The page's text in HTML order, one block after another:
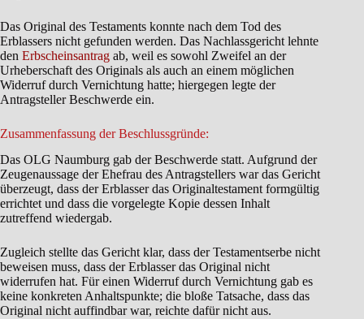
Das Original des Testaments konnte nach dem Tod des
Erblassers nicht gefunden werden. Das Nachlassgericht lehnte
den Erbscheinsantrag ab, weil es sowohl Zweifel an der
Urheberschaft des Originals als auch an einem möglichen
Widerruf durch Vernichtung hatte; hiergegen legte der
Antragsteller Beschwerde ein.
Zusammenfassung der Beschlussgründe:
Das OLG Naumburg gab der Beschwerde statt. Aufgrund der
Zeugenaussage der Ehefrau des Antragstellers war das Gericht
überzeugt, dass der Erblasser das Originaltestament formgültig
errichtet und dass die vorgelegte Kopie dessen Inhalt
zutreffend wiedergab.
Zugleich stellte das Gericht klar, dass der Testamentserbe nicht
beweisen muss, dass der Erblasser das Original nicht
widerrufen hat. Für einen Widerruf durch Vernichtung gab es
keine konkreten Anhaltspunkte; die bloße Tatsache, dass das
Original nicht auffindbar war, reichte dafür nicht aus.